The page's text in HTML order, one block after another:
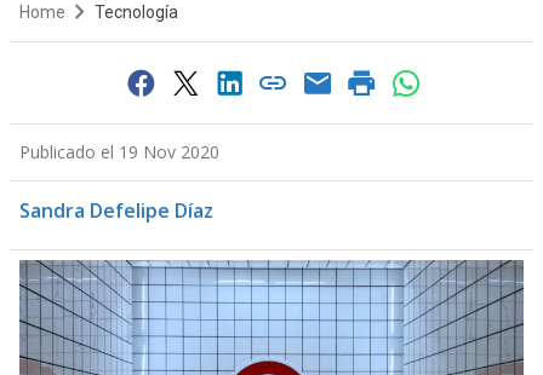
Home Tecnología
Publicado el 19 Nov 2020
Sandra Defelipe Díaz